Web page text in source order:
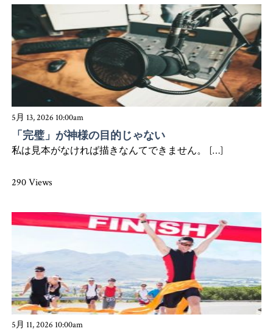
5月 13, 2026 10:00am
「完璧」が神様の目的じゃない
私は見本がなければ描きなんてできません。 […]
290 Views
5月 11, 2026 10:00am